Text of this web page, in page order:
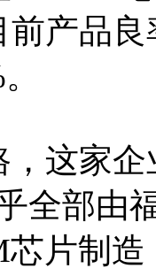
产品
这家
全部由
片制